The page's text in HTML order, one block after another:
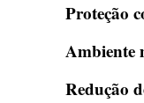
Proteção
Ambiente
Redução